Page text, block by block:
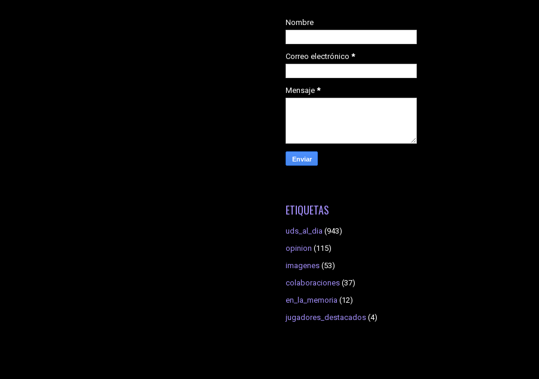
Nombre
Correo electrónico *
Mensaje *
ETIQUETAS
uds_al_dia (943)
opinion (115)
imagenes (53)
colaboraciones (37)
en_la_memoria (12)
jugadores_destacados (4)